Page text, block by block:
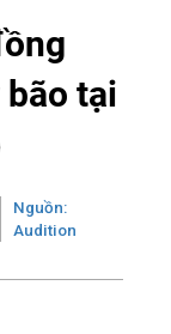
tại
Nguồn:
Audition